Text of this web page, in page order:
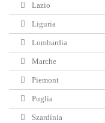
Lazio
Liguria
Lombardia
Marche
Piemont
Puglia
Szardínia